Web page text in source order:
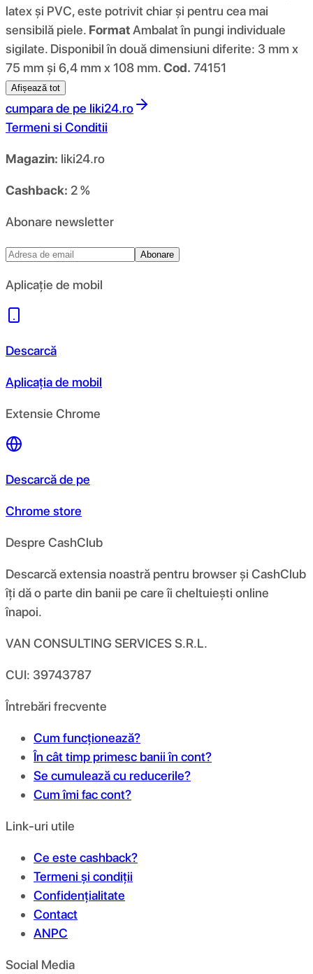
latex și PVC, este potrivit chiar și pentru cea mai
sensibilă piele. FormatAmbalat în pungi individuale
sigilate. Disponibil în două dimensiuni diferite: 3 mm x
75 mm și 6,4 mm x 108 mm.Cod. 74151
Afișează tot
cumpara de pe liki24.ro
Termeni si Conditii
Magazin: liki24.ro
Cashback: 2 %
Abonare newsletter
Abonare
Aplicație de mobil
Descarcă
Aplicația de mobil
Extensie Chrome
Descarcă de pe
Chrome store
Despre CashClub
Descarcă extensia noastră pentru browser și CashClub
îți dă o parte din banii pe care îi cheltuiești online
înapoi.
VAN CONSULTING SERVICES S.R.L.
CUI: 39743787
Întrebări frecvente
Cum funcționează?
În cât timp primesc banii în cont?
Se cumulează cu reducerile?
Cum îmi fac cont?
Link-uri utile
Ce este cashback?
Termeni și condiții
Confidențialitate
Contact
ANPC
Social Media